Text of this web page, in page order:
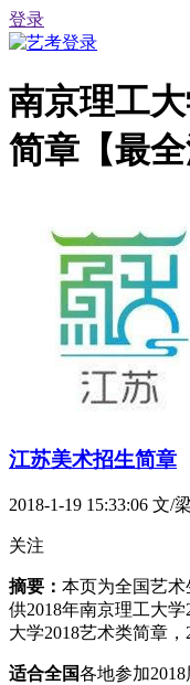
登录
南京理工
简章【最全
江苏美术招生简章
2018-1-19 15:33:06 文/
关注
摘要： 本页为全国艺
供2018年南京理工大
大学2018艺术类简章
适合全国各地参加